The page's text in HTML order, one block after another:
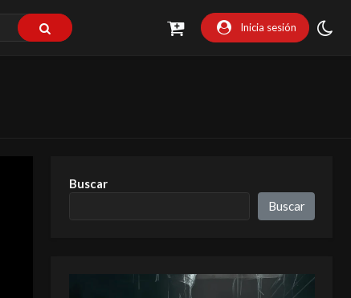
Inicia sesión
Buscar
Buscar